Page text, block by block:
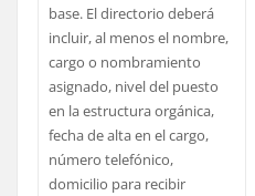
base. El directorio deberá
incluir, al menos el nombre,
cargo o nombramiento
asignado, nivel del puesto
en la estructura orgánica,
fecha de alta en el cargo,
número telefónico,
domicilio para recibir